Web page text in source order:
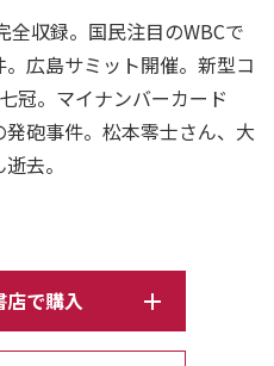
収録。国民注目のWBCで
広島サミット開催。新型コ
冠。マイナンバーカード
発砲事件。松本零士さん、大
去。
店で購入